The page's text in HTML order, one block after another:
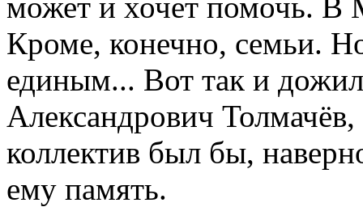
Кроме, конечно, семьи.
единым... Вот так и
Александрович
коллектив был бы,
ему память.